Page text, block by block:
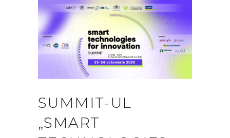
SUMMIT-UL
„SMART